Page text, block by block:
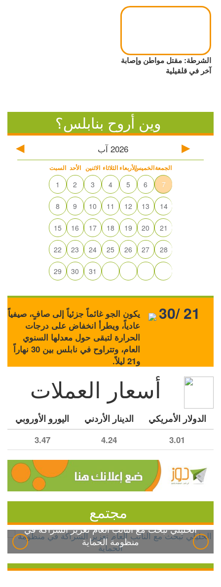
الشرطة: مقتل مواطن وإصابة
آخر في قلقيلية
وين أروح بنابلس؟
2026 آب
السبت الأحد الاثنين الثلاثاء الأربعاءالخميسالجمعة
1 2 3 4 5 6 7
8 9 10 11 12 13 14
15 16 17 18 19 20 21
22 23 24 25 26 27 28
29 30 31
يكون الجو غائماً جزئياً إلى صافٍ، صيفياً
عادياً، ويطرأ انخفاض على درجات
الحرارة لتبقى حول معدلها السنوي
العام، وتتراوح في نابلس بين 30 نهاراً
و21 ليلاً.
30/ 21
أسعار العملات
الدولار الأمريكي الدينار الأردني اليورو الأوروبي
3.01
4.24
3.47
مجتمع
الخليلي تبحث مع النائب العام تعزيز الشراكة في
منظومة الحماية